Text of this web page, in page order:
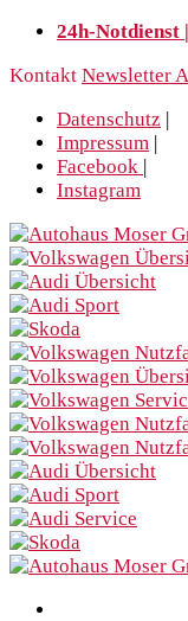
24h-Notdienst
Kontakt Newsletter
Datenschutz |
Impressum |
Facebook |
Instagram